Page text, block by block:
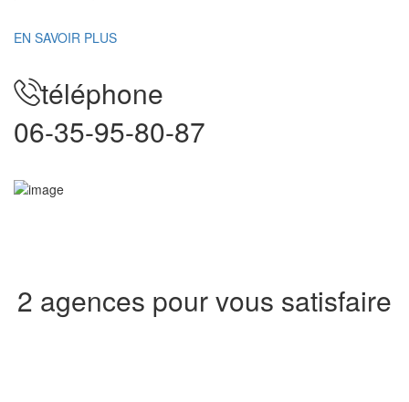
Foire Aux Questions
EN SAVOIR PLUS
téléphone
06-35-95-80-87
2 agences pour vous satisfaire